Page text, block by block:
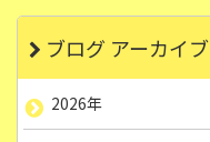
ブログ アーカイブ
2026年